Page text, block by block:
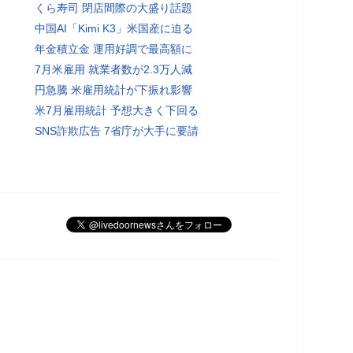
くら寿司 閉店間際の大盛り話題
中国AI「Kimi K3」米国産に迫る
年金積立金 運用好調で最高額に
7月米雇用 就業者数が2.3万人減
円急騰 米雇用統計が下振れ影響
米7月雇用統計 予想大きく下回る
SNS詐欺広告 7省庁が大手に要請